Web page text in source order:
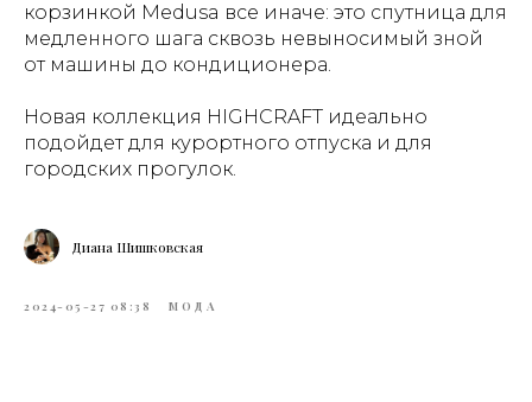
корзинкой Medusa все иначе: это спутница для
медленного шага сквозь невыносимый зной
от машины до кондиционера.
Новая коллекция HIGHCRAFT идеально
подойдет для курортного отпуска и для
городских прогулок.
Диана Шишковская
2024-05-27 08:38 МОДА